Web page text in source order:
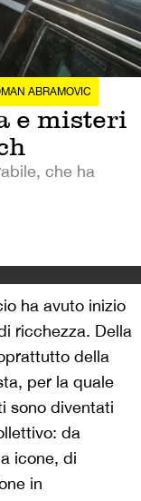
ABRAMOVIC
e misteri
che ha
ha avuto inizio
ricchezza. Della
della
per la quale
sono diventati
da
icone, di
in